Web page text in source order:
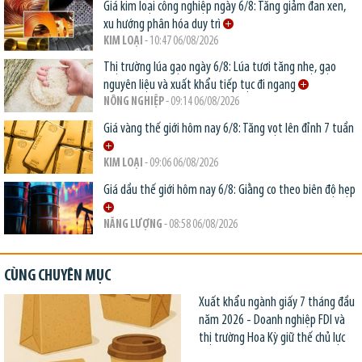
Giá kim loại công nghiệp ngày 6/8: Tăng giảm đan xen,
xu hướng phân hóa duy trì
KIM LOẠI - 10:47 06/08/2026
Thị trường lúa gạo ngày 6/8: Lúa tươi tăng nhẹ, gạo
nguyên liệu và xuất khẩu tiếp tục đi ngang
NÔNG NGHIỆP- 09:14 06/08/2026
Giá vàng thế giới hôm nay 6/8: Tăng vọt lên đỉnh 7 tuần
KIM LOẠI - 09:06 06/08/2026
Giá dầu thế giới hôm nay 6/8: Giằng co theo biên độ hẹp
NĂNG LƯỢNG - 08:58 06/08/2026
CÙNG CHUYÊN MỤC
Xuất khẩu ngành giấy 7 tháng đầu
năm 2026 - Doanh nghiệp FDI và
thị trường Hoa Kỳ giữ thế chủ lực